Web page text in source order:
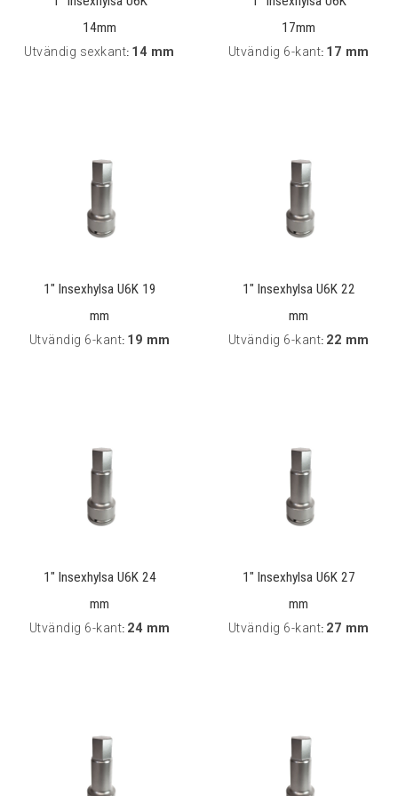
14mm
Utvändig sexkant: 14 mm
17mm
Utvändig 6-kant: 17 mm
1" Insexhylsa U6K 19
mm
Utvändig 6-kant: 19 mm
1" Insexhylsa U6K 22
mm
Utvändig 6-kant: 22 mm
1" Insexhylsa U6K 24
mm
Utvändig 6-kant: 24 mm
1" Insexhylsa U6K 27
mm
Utvändig 6-kant: 27 mm